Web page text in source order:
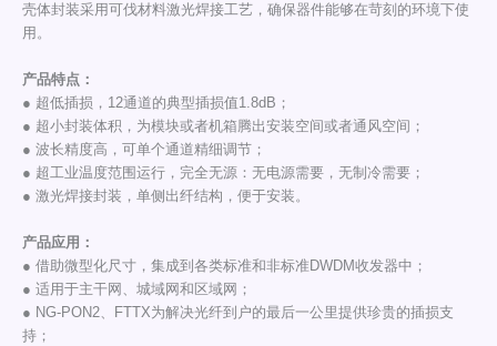
壳体封装采用可伐材料激光焊接工艺，确保器件能够在苛刻的环境下使
用。
产品特点：
● 超低插损，12通道的典型插损值1.8dB；
● 超小封装体积，为模块或者机箱腾出安装空间或者通风空间；
● 波长精度高，可单个通道精细调节；
● 超工业温度范围运行，完全无源：无电源需要，无制冷需要；
● 激光焊接封装，单侧出纤结构，便于安装。
产品应用：
● 借助微型化尺寸，集成到各类标准和非标准DWDM收发器中；
● 适用于主干网、城域网和区域网；
● NG-PON2、FTTX为解决光纤到户的最后一公里提供珍贵的插损支
持；